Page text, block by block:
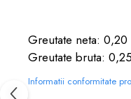
Greutate neta: 0,20
Greutate bruta:
Informatii conformitate